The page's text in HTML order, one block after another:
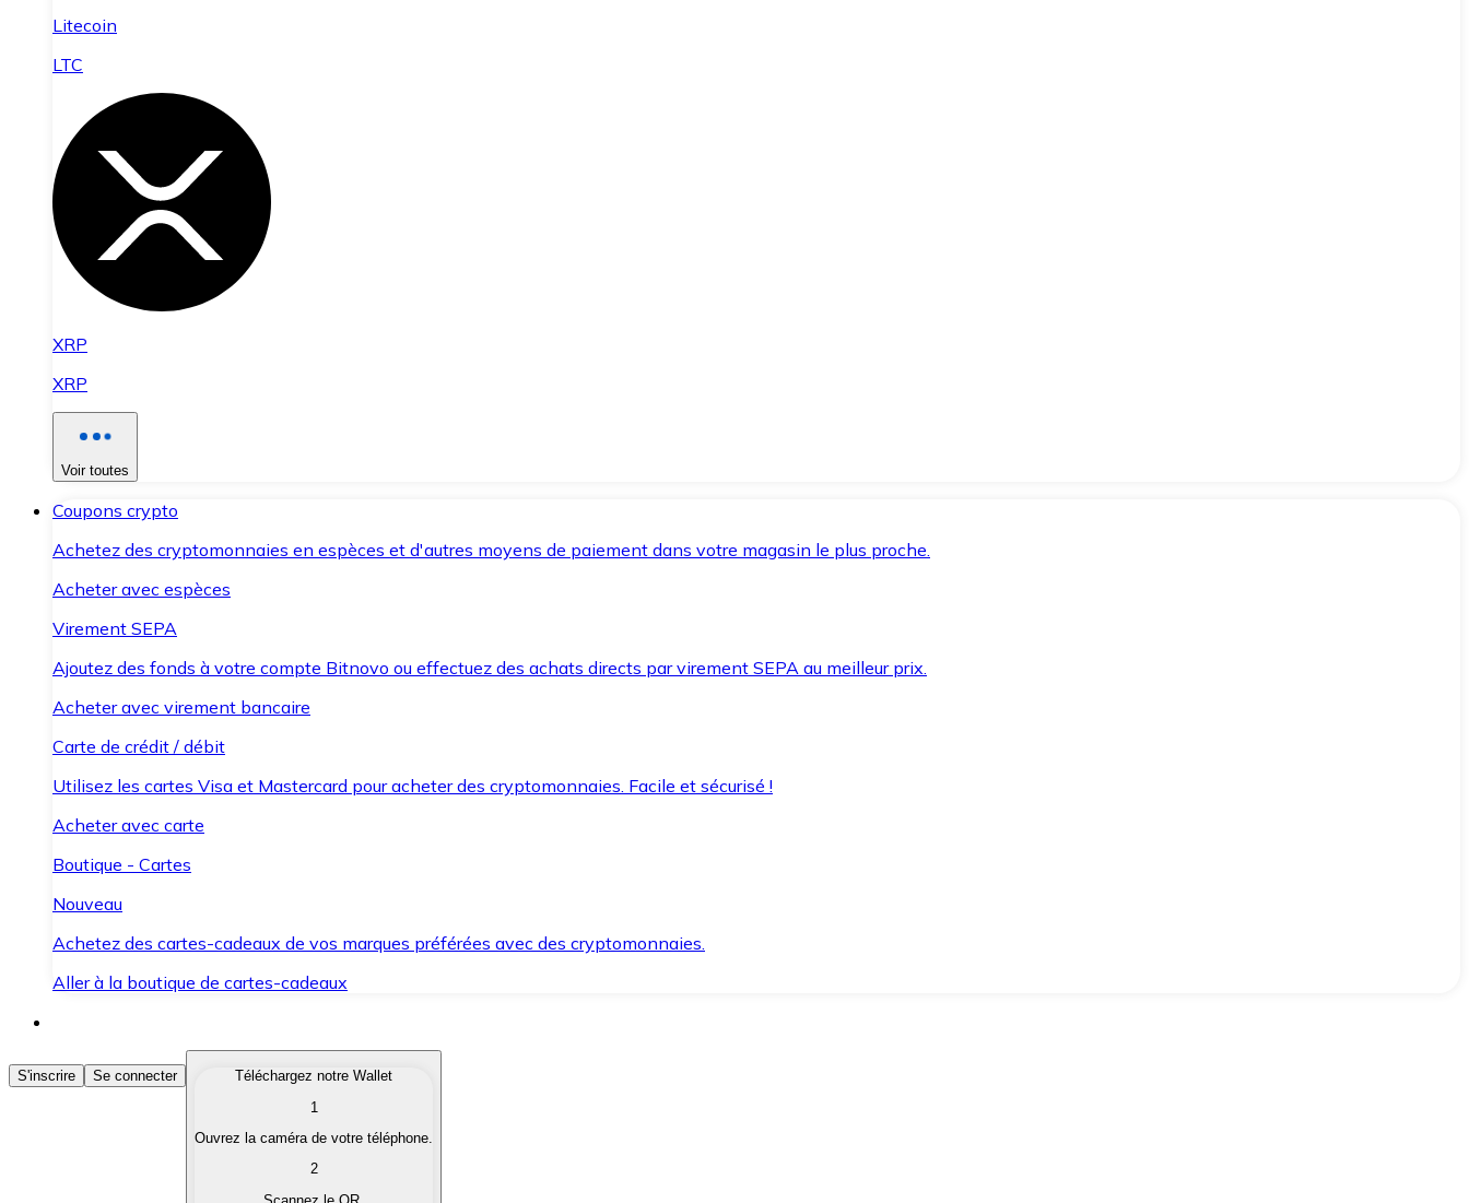
Litecoin
LTC
XRP
XRP
Voir toutes
Coupons crypto
Achetez des cryptomonnaies en espèces et d'autres moyens de paiement dans votre magasin le plus proche.
Acheter avec espèces
Virement SEPA
Ajoutez des fonds à votre compte Bitnovo ou effectuez des achats directs par virement SEPA au meilleur prix.
Acheter avec virement bancaire
Carte de crédit / débit
Utilisez les cartes Visa et Mastercard pour acheter des cryptomonnaies. Facile et sécurisé !
Acheter avec carte
Boutique - Cartes
Nouveau
Achetez des cartes-cadeaux de vos marques préférées avec des cryptomonnaies.
Aller à la boutique de cartes-cadeaux
Acheter des Cryptomonnaies
Achetez les cryptomonnaies qui vous intéressent rapidement et en toute sécurité.
Convertissez vos cryptomonnaies en monnaie fiduciaire lorsque vous en avez besoin.
S'inscrire Se connecter
Téléchargez notre Wallet
1
Ouvrez la caméra de votre téléphone.
2